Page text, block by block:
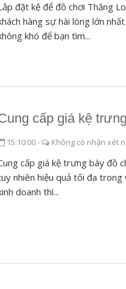
đặt kệ để đồ chơi Thăng
hàng sự hài lòng lớn
khó để bạn tìm...
cấp giá kệ
15:10:00- Không có nhận xét
cấp giá kệ trưng bày đồ
nhiên hiệu quả tối đa trong
doanh thì...